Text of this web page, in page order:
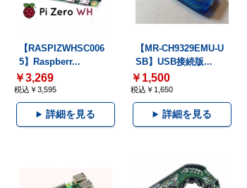
【RASPIZWHSC006
5】Raspberr...
￥3,269
税込￥3,595
詳細を見る
【MR-CH9329EMU-U
SB】USB接続版...
￥1,500
税込￥1,650
詳細を見る